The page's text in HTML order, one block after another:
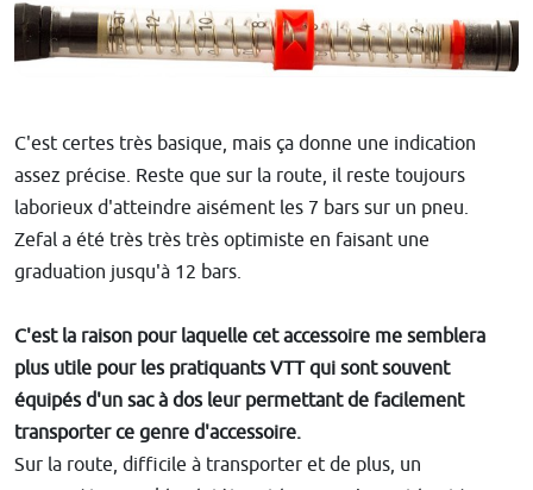
C'est certes très basique, mais ça donne une indication
assez précise. Reste que sur la route, il reste toujours
laborieux d'atteindre aisément les 7 bars sur un pneu.
Zefal a été très très très optimiste en faisant une
graduation jusqu'à 12 bars.
C'est la raison pour laquelle cet accessoire me semblera
plus utile pour les pratiquants VTT qui sont souvent
équipés d'un sac à dos leur permettant de facilement
transporter ce genre d'accessoire.
Sur la route, difficile à transporter et de plus, un